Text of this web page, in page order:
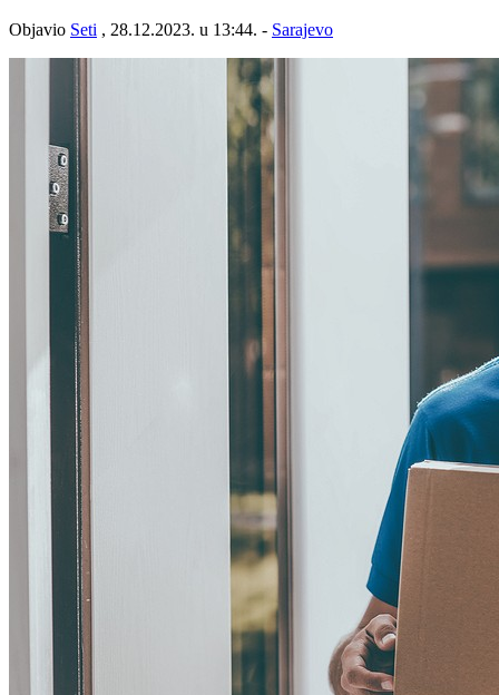
Objavio Seti , 28.12.2023. u 13:44. - Sarajevo